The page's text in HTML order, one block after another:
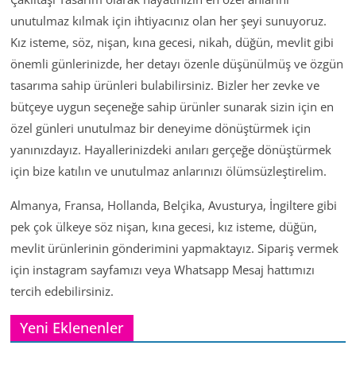
unutulmaz kılmak için ihtiyacınız olan her şeyi sunuyoruz.
Kız isteme, söz, nişan, kına gecesi, nikah, düğün, mevlit gibi
önemli günlerinizde, her detayı özenle düşünülmüş ve özgün
tasarıma sahip ürünleri bulabilirsiniz. Bizler her zevke ve
bütçeye uygun seçeneğe sahip ürünler sunarak sizin için en
özel günleri unutulmaz bir deneyime dönüştürmek için
yanınızdayız. Hayallerinizdeki anıları gerçeğe dönüştürmek
için bize katılın ve unutulmaz anlarınızı ölümsüzleştirelim.
Almanya, Fransa, Hollanda, Belçika, Avusturya, İngiltere gibi
pek çok ülkeye söz nişan, kına gecesi, kız isteme, düğün,
mevlit ürünlerinin gönderimini yapmaktayız. Sipariş vermek
için instagram sayfamızı veya Whatsapp Mesaj hattımızı
tercih edebilirsiniz.
Yeni Eklenenler